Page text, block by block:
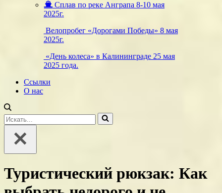
Сплав по реке Анграпа 8-10 мая
2025г.
Велопробег «Дорогами Победы» 8 мая
2025г.
«День колеса» в Калининграде 25 мая
2025 года.
Ссылки
О нас
Искать...
Туристический рюкзак: Как